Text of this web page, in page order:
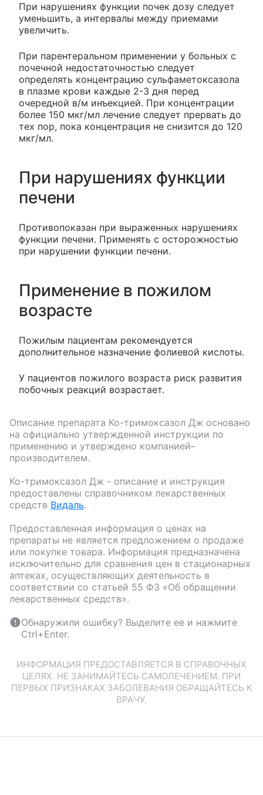
При нарушениях функции почек дозу следует
уменьшить, а интервалы между приемами
увеличить.
При парентеральном применении у больных с
почечной недостаточностью следует
определять концентрацию сульфаметоксазола
в плазме крови каждые 2-3 дня перед
очередной в/м инъекцией. При концентрации
более 150 мкг/мл лечение следует прервать до
тех пор, пока концентрация не снизится до 120
мкг/мл.
При нарушениях функции
печени
Противопоказан при выраженных нарушениях
функции печени. Применять с осторожностью
при нарушении функции печени.
Применение в пожилом
возрасте
Пожилым пациентам рекомендуется
дополнительное назначение фолиевой кислоты.
У пациентов пожилого возраста риск развития
побочных реакций возрастает.
Описание препарата Ко-тримоксазол Дж основано
на официально утвержденной инструкции по
применению и утверждено компанией–
производителем.
Ко-тримоксазол Дж - описание и инструкция
предоставлены справочником лекарственных
средств Видаль.
Предоставленная информация о ценах на
препараты не является предложением о продаже
или покупке товара. Информация предназначена
исключительно для сравнения цен в стационарных
аптеках, осуществляющих деятельность в
соответствии со статьей 55 ФЗ «Об обращении
лекарственных средств».
Обнаружили ошибку? Выделите ее и нажмите
Ctrl+Enter.
ИНФОРМАЦИЯ ПРЕДОСТАВЛЯЕТСЯ В СПРАВОЧНЫХ
ЦЕЛЯХ. НЕ ЗАНИМАЙТЕСЬ САМОЛЕЧЕНИЕМ. ПРИ
ПЕРВЫХ ПРИЗНАКАХ ЗАБОЛЕВАНИЯ ОБРАЩАЙТЕСЬ К
ВРАЧУ.